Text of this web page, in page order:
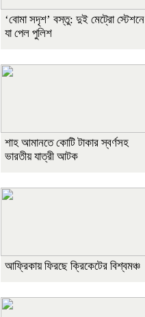
‘বোমা সদৃশ’ বস্তু: দুই মেট্রো স্টেশনে
যা পেল পুলিশ
শাহ আমানতে কোটি টাকার স্বর্ণসহ
ভারতীয় যাত্রী আটক
আফ্রিকায় ফিরছে ক্রিকেটের বিশ্বমঞ্চ